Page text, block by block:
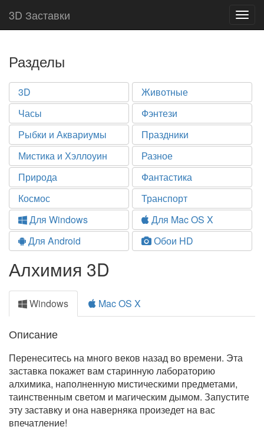
3D Заставки
Разделы
3D
Животные
Часы
Фэнтези
Рыбки и Аквариумы
Праздники
Мистика и Хэллоуин
Разное
Природа
Фантастика
Космос
Транспорт
Для Windows
Для Mac OS X
Для Android
Обои HD
Алхимия 3D
Windows Mac OS X
Описание
Перенеситесь на много веков назад во времени. Эта
заставка покажет вам старинную лабораторию
алхимика, наполненную мистическими предметами,
таинственным светом и магическим дымом. Запустите
эту заставку и она наверняка произедет на вас
впечатление!